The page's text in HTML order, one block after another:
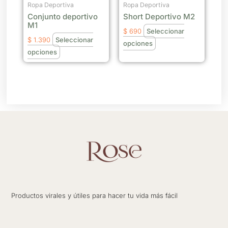
Ropa Deportiva
Conjunto deportivo
M1
$ 1.390
Seleccionar
opciones
se
pueden
en
página
Ropa Deportiva
Short Deportivo M2
$ 690
Seleccionar
opciones
se
pueden
elegir
en
página
Productos virales y útiles para hacer tu vida más fácil